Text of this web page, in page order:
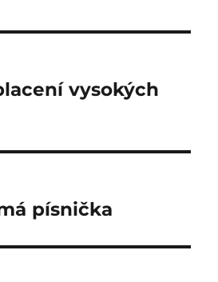
vysokých
písnička